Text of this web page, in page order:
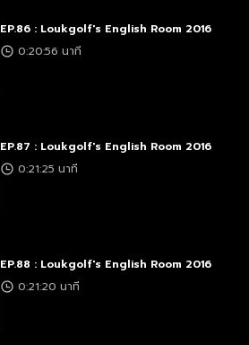
EP.86 : Loukgolf's English Room 2016
0:20:56 นาที
EP.87 : Loukgolf's English Room 2016
0:21:25 นาที
EP.88 : Loukgolf's English Room 2016
0:21:20 นาที